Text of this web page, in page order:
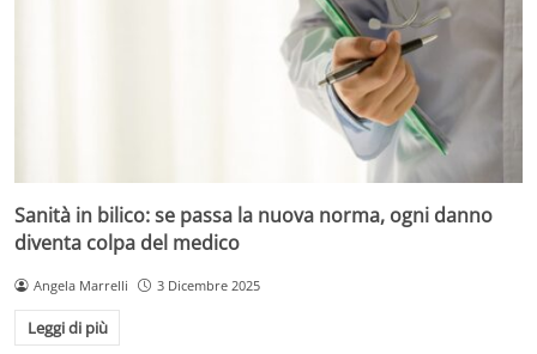
Sanità in bilico: se passa la nuova norma, ogni danno
diventa colpa del medico
Angela Marrelli 3 Dicembre 2025
Leggi di più